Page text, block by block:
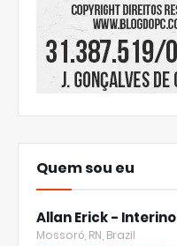
Quem sou eu
Allan Erick - Interino
Mossoró, RN, Brazil